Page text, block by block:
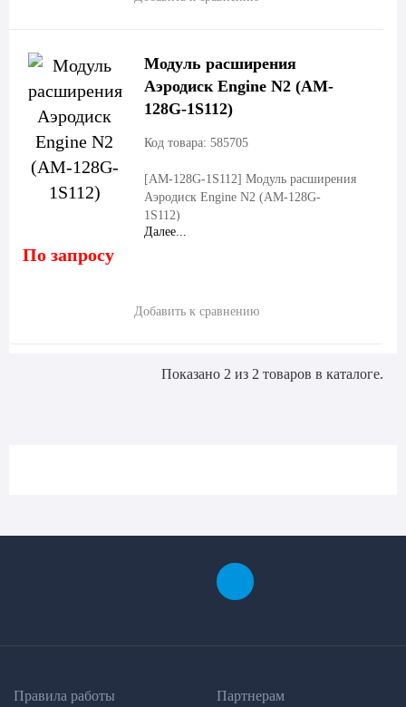
Модуль расширения
Аэродиск Engine N2 (AM-
128G-1S112)
Код товара: 585705
[AM-128G-1S112] Модуль расширения
Аэродиск Engine N2 (AM-128G-
1S112)
Далее...
По запросу
Добавить к сравнению
Показано 2 из 2 товаров в каталоге.
Правила работы
Партнерам